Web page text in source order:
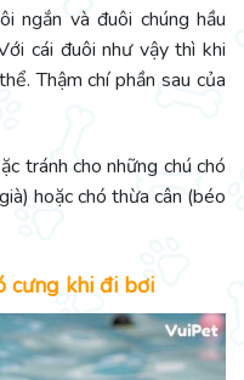
ngắn và đuôi chúng hầu
cái đuôi như vậy thì khi
Thậm chí phần sau của
tránh cho những chú chó
hoặc chó thừa cân (béo
cưng khi đi bơi